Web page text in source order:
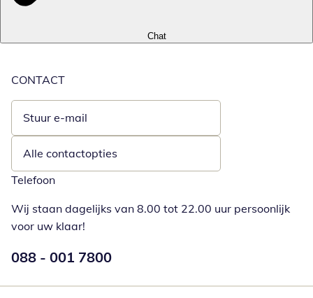
Chat
CONTACT
Stuur e-mail
Opent e-mailclient
Alle contactopties
Telefoon
Wij staan dagelijks van 8.00 tot 22.00 uur persoonlijk
voor uw klaar!
Telefoonnummer:
088 - 001 7800